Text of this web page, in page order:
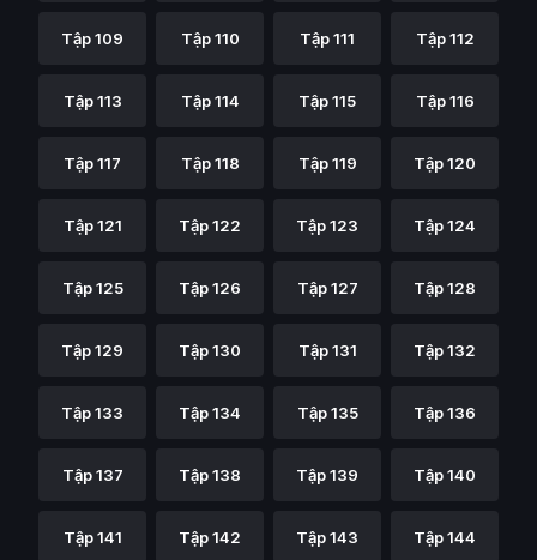
Tập 109 Tập 110 Tập 111 Tập 112
Tập 113 Tập 114 Tập 115 Tập 116
Tập 117 Tập 118 Tập 119 Tập 120
Tập 121 Tập 122 Tập 123 Tập 124
Tập 125 Tập 126 Tập 127 Tập 128
Tập 129 Tập 130 Tập 131 Tập 132
Tập 133 Tập 134 Tập 135 Tập 136
Tập 137 Tập 138 Tập 139 Tập 140
Tập 141 Tập 142 Tập 143 Tập 144